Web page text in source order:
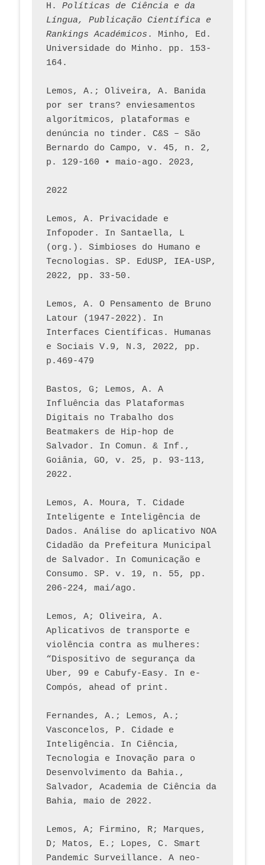
H. Políticas de Ciência e da
Língua, Publicação Científica e
Rankings Académicos . Minho, Ed.
Universidade do Minho. pp. 153-
164.
Lemos, A.; Oliveira, A. Banida
por ser trans? enviesamentos
algorítmicos, plataformas e
denúncia no tinder. C&S – São
Bernardo do Campo, v. 45, n. 2,
p. 129-160 • maio-ago. 2023,
2022
Lemos, A. Privacidade e
Infopoder. In Santaella, L
(org.). Simbioses do Humano e
Tecnologias. SP. EdUSP, IEA-USP,
2022, pp. 33-50.
Lemos, A. O Pensamento de Bruno
Latour (1947-2022). In
Interfaces Científicas. Humanas
e Sociais V.9, N.3, 2022, pp.
p.469-479
Bastos, G; Lemos, A. A
Influência das Plataformas
Digitais no Trabalho dos
Beatmakers de Hip-hop de
Salvador. In Comun. & Inf.,
Goiânia, GO, v. 25, p. 93-113,
2022.
Lemos, A. Moura, T. Cidade
Inteligente e Inteligência de
Dados. Análise do aplicativo NOA
Cidadão da Prefeitura Municipal
de Salvador. In Comunicação e
Consumo. SP. v. 19, n. 55, pp.
206-224, mai/ago.
Lemos, A; Oliveira, A.
Aplicativos de transporte e
violência contra as mulheres:
“Dispositivo de segurança da
Uber, 99 e Cabufy-Easy. In e-
Compós, ahead of print.
Fernandes, A.; Lemos, A.;
Vasconcelos, P. Cidade e
Inteligência. In Ciência,
Tecnologia e Inovação para o
Desenvolvimento da Bahia.,
Salvador, Academia de Ciência da
Bahia, maio de 2022.
Lemos, A; Firmino, R; Marques,
D; Matos, E.; Lopes, C. Smart
Pandemic Surveillance. A neo-